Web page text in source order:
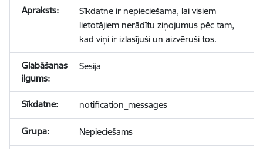
Sīkdatne ir nepieciešama, lai visiem
lietotājiem nerādītu ziņojumus pēc tam,
kad viņi ir izlasījuši un aizvēruši tos.
Sesija
notification_messages
Nepieciešams